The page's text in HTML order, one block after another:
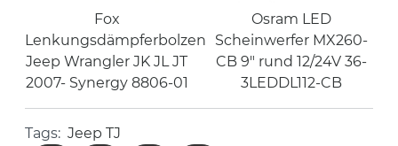
Fox
Lenkungsdämpferbolzen
Jeep Wrangler JK JL JT
2007- Synergy 8806-01
Osram LED
Scheinwerfer MX260-
CB 9" rund 12/24V 36-
3LEDDL112-CB
Tags: Jeep TJ